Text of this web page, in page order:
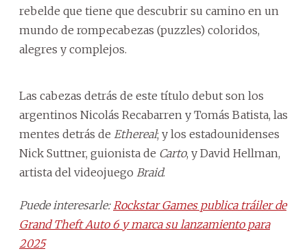
rebelde que tiene que descubrir su camino en un
mundo de rompecabezas (puzzles) coloridos,
alegres y complejos.
Las cabezas detrás de este título debut son los
argentinos Nicolás Recabarren y Tomás Batista, las
mentes detrás de Ethereal; y los estadounidenses
Nick Suttner, guionista de Carto, y David Hellman,
artista del videojuego Braid.
Puede interesarle: Rockstar Games publica tráiler de
Grand Theft Auto 6 y marca su lanzamiento para
2025